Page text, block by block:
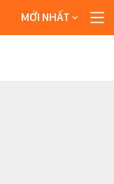
MỚI NHẤT